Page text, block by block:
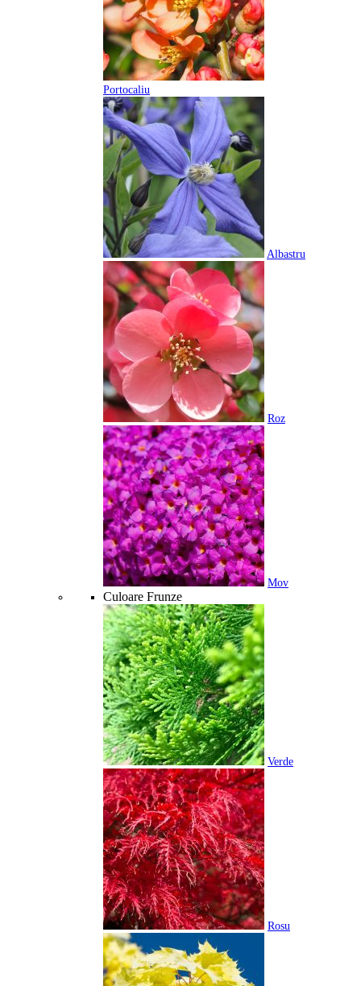
Portocaliu
Albastru
Roz
Mov
Culoare Frunze
Verde
Rosu